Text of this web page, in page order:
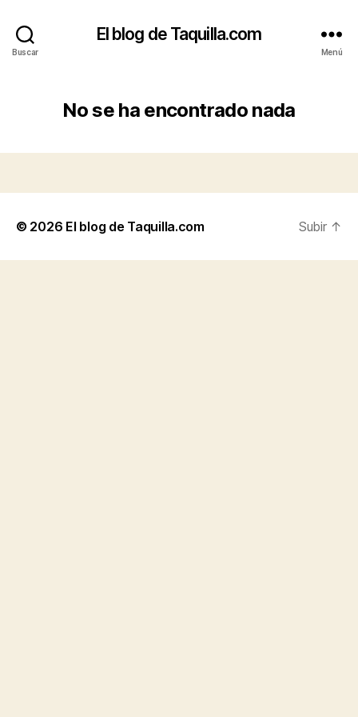
Buscar
El blog de Taquilla.com
Menú
No se ha encontrado nada
© 2026 El blog de Taquilla.com Subir ↑